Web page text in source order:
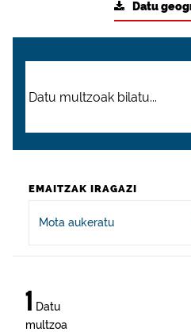
Datu
EMAITZAK IRAGAZI
Mota aukeratu
1 Datu
multzoa